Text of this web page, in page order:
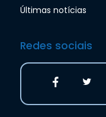
Últimas notícias
Redes sociais